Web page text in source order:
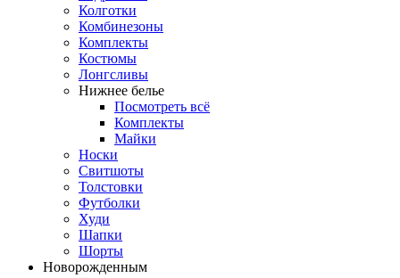
Колготки
Комбинезоны
Комплекты
Костюмы
Лонгсливы
Нижнее белье
Посмотреть всё
Комплекты
Майки
Носки
Свитшоты
Толстовки
Футболки
Худи
Шапки
Шорты
Новорожденным